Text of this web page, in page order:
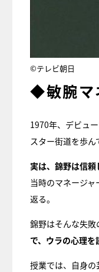
©テレビ朝日
◆敏腕マ
1970年、デビュ
スター街道を歩ん
実は、錦野は信頼
当時のマネージ
返る。
錦野はそんな失敗
で、ウラの心理を
授業では、自身